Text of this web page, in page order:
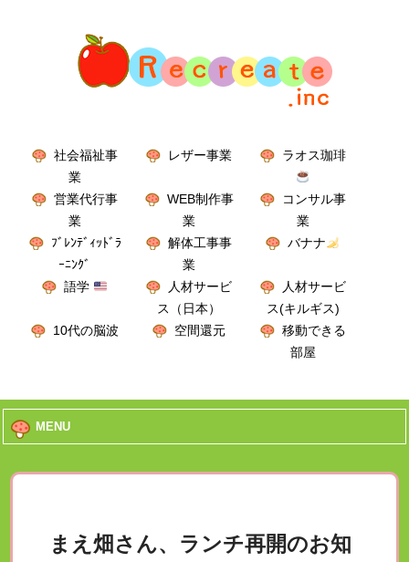
社会福祉事
業
レザー事業 ラオス珈琲
営業代行事
業
WEB制作事
業
コンサル事
業
ﾌﾞﾚﾝﾃﾞｨｯﾄﾞﾗ
ｰﾆﾝｸﾞ
解体工事事
業
バナナ
語学
人材サービ
ス（日本）
人材サービ
ス(キルギス)
10代の脳波
空間還元
移動できる
部屋
MENU
まえ畑さん、ランチ再開のお知